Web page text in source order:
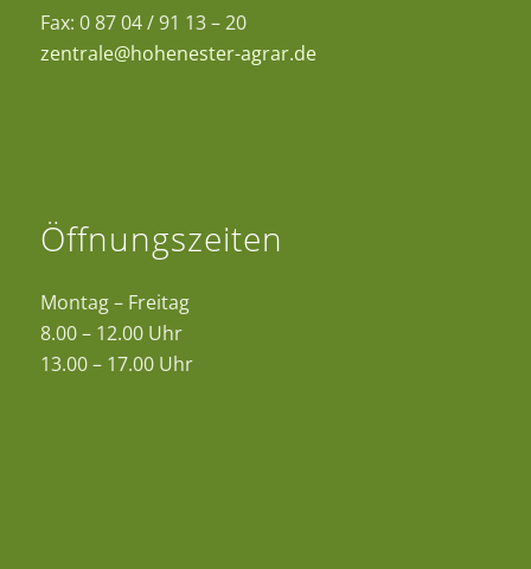
Fax: 0 87 04 / 91 13 – 20
zentrale@hohenester-agrar.de
Öffnungszeiten
Montag – Freitag
8.00 – 12.00 Uhr
13.00 – 17.00 Uhr